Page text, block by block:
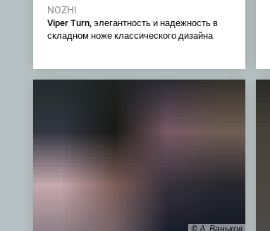
NOZHI
Viper Turn, элегантность и надежность в
складном ноже классического дизайна
© А. Ваньков